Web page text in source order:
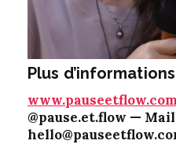
Plus
www.pauseetflow.com
@pause.et.flow —